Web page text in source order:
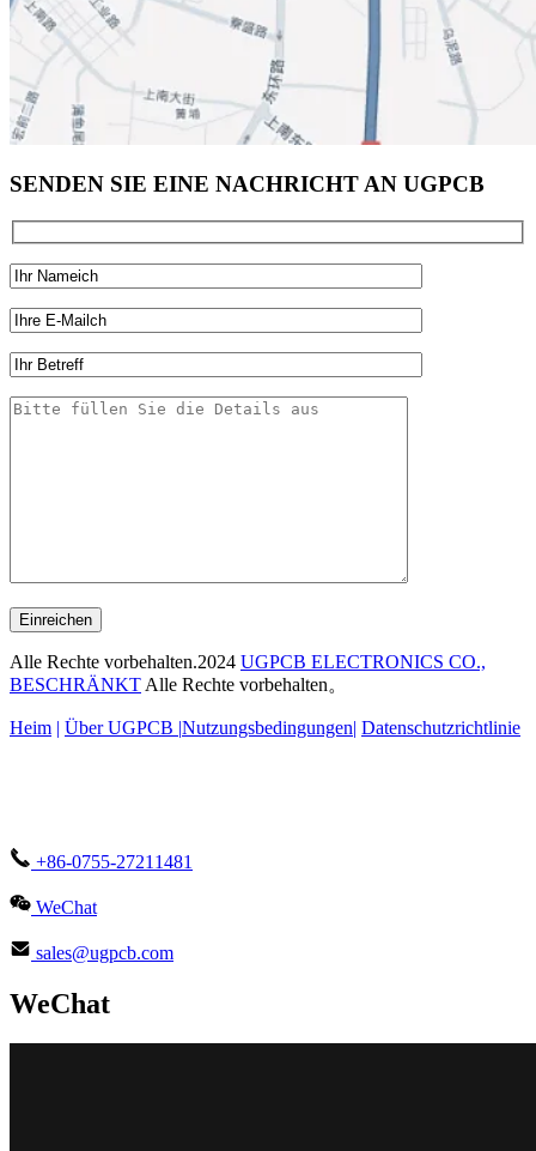
SENDEN SIE EINE NACHRICHT AN UGPCB
Einreichen
Alle Rechte vorbehalten.2024 UGPCB ELECTRONICS CO.,
BESCHRÄNKT Alle Rechte vorbehalten。
Heim | Über UGPCB |Nutzungsbedingungen| Datenschutzrichtlinie
+86-0755-27211481
WeChat
sales@ugpcb.com
WeChat